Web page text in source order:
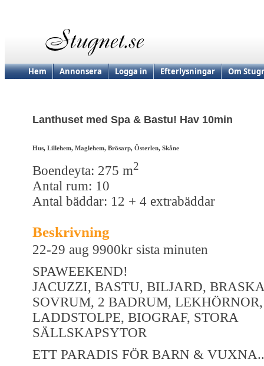
Hem Annonsera Logga in Efterlysningar Om
Lanthuset med Spa & Bastu! Hav 10min
Hus, Lillehem, Maglehem, Brösarp, Österlen, Skåne
Boendeyta: 275 m2
Antal rum: 10
Antal bäddar: 12 + 4 extrabäddar
Beskrivning
22-29 aug 9900kr sista minuten
SPAWEEKEND!
JACUZZI, BASTU, BILJARD,
SOVRUM, 2 BADRUM,
LADDSTOLPE, BIOGRAF, STORA
SÄLLSKAPSYTOR
ETT PARADIS FÖR BARN &